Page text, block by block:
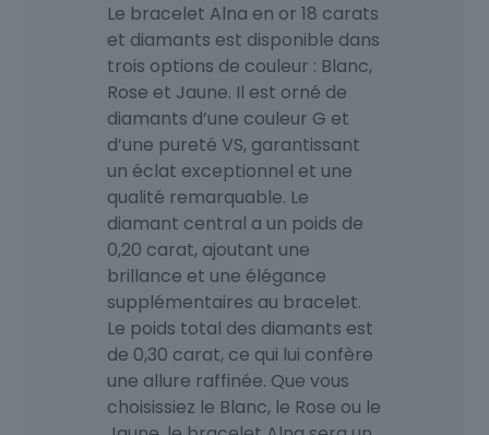
Le bracelet Alna en or 18 carats
et diamants est disponible dans
trois options de couleur : Blanc,
Rose et Jaune. Il est orné de
diamants d’une couleur G et
d’une pureté VS, garantissant
un éclat exceptionnel et une
qualité remarquable. Le
diamant central a un poids de
0,20 carat, ajoutant une
brillance et une élégance
supplémentaires au bracelet.
Le poids total des diamants est
de 0,30 carat, ce qui lui confère
une allure raffinée. Que vous
choisissiez le Blanc, le Rose ou le